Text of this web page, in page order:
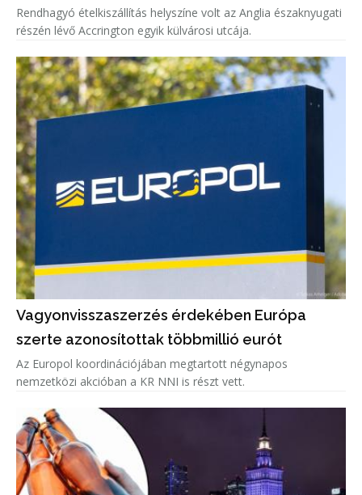
Rendhagyó ételkiszállítás helyszíne volt az Anglia északnyugati
részén lévő Accrington egyik külvárosi utcája.
Vagyonvisszaszerzés érdekében Európa
szerte azonosítottak többmillió eurót
Az Europol koordinációjában megtartott négynapos
nemzetközi akcióban a KR NNI is részt vett.